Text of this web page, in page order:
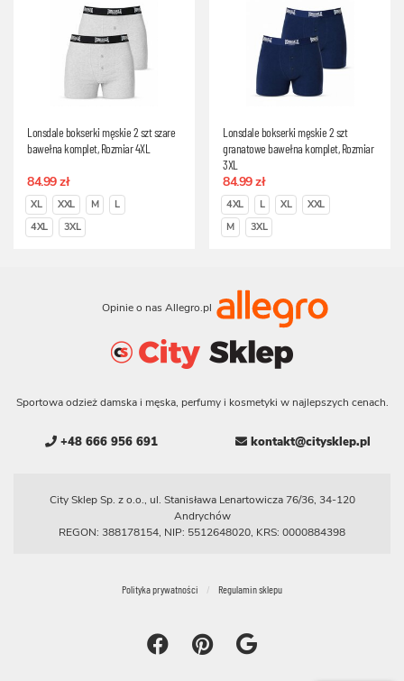
Lonsdale bokserki męskie 2 szt szare
bawełna komplet, Rozmiar 4XL
84.99 zł
XL XXL M
L
4XL
3XL
Lonsdale bokserki męskie 2 szt
granatowe bawełna komplet, Rozmiar
3XL
84.99 zł
4XL L XL
XXL
M
3XL
Opinie o nas Allegro.pl
Sportowa odzież damska i męska, perfumy i kosmetyki w najlepszych cenach.
+48 666 956 691 kontakt@citysklep.pl
City Sklep Sp. z o.o., ul. Stanisława Lenartowicza 76/36, 34-120
Andrychów
REGON: 388178154, NIP: 5512648020, KRS: 0000884398
Polityka prywatności Regulamin sklepu